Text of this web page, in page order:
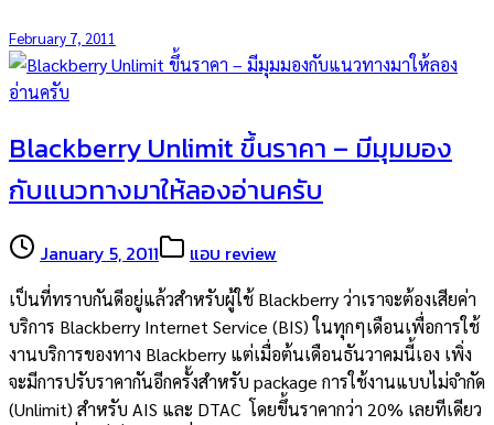
February 7, 2011
Blackberry Unlimit ขึ้นราคา – มีมุมมอง
กับแนวทางมาให้ลองอ่านครับ
January 5, 2011 แอบ review
เป็นที่ทราบกันดีอยู่แล้วสำหรับผู้ใช้ Blackberry ว่าเราจะต้องเสียค่า
บริการ Blackberry Internet Service (BIS) ในทุกๆเดือนเพื่อการใช้
งานบริการของทาง Blackberry แต่เมื่อต้นเดือนธันวาคมนี้เอง เพิ่ง
จะมีการปรับราคากันอีกครั้งสำหรับ package การใช้งานแบบไม่จำกัด
(Unlimit) สำหรับ AIS และ DTAC โดยขึ้นราคากว่า 20% เลยทีเดียว